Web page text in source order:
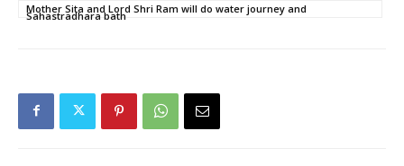
Mother Sita and Lord Shri Ram will do water journey and
Sahastradhara bath